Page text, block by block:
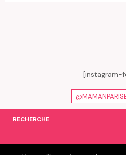
[instagram-
RECHERCHE
ON EN PARLE…